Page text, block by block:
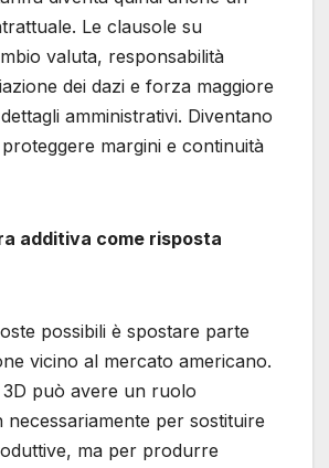
Le clausole su
valuta, responsabilità
dei dazi e forza maggiore
amministrativi. Diventano
margini e continuità
additiva come risposta
possibili è spostare parte
vicino al mercato americano.
3D può avere un ruolo
per sostituire
ma per produrre